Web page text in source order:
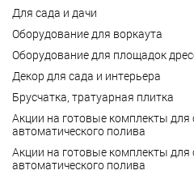
Для сада и дачи
Оборудование для воркаута
Оборудование для площадок
Декор для сада и интерьера
Брусчатка, тратуарная плитка
Акции на готовые комплекты для
автоматического полива
Акции на готовые комплекты для
автоматического полива